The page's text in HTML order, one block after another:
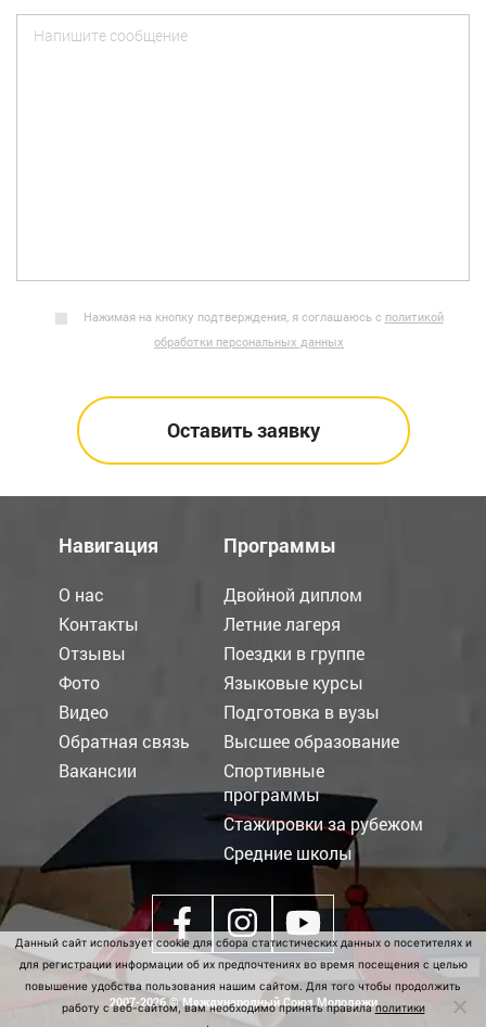
Нажимая на кнопку подтверждения, я соглашаюсь с политикой
обработки персональных данных
Навигация
О нас
Контакты
Отзывы
Фото
Видео
Обратная связь
Вакансии
Программы
Двойной диплом
Летние лагеря
Поездки в группе
Языковые курсы
Подготовка в вузы
Высшее образование
Спортивные
программы
Стажировки за рубежом
Средние школы
2007-2026 © Международный Союз Молодежи
Данный сайт использует cookie для сбора статистических данных о посетителях и
для регистрации информации об их предпочтениях во время посещения с целью
повышение удобства пользования нашим сайтом. Для того чтобы продолжить
работу с веб-сайтом, вам необходимо принять правилаполитики